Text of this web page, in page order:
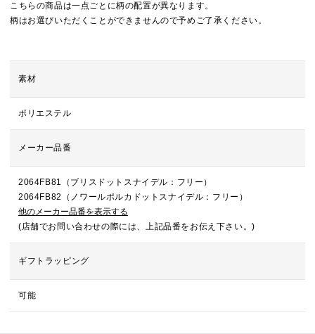
こちらの商品は一点ごとに柄の配置が異なります。
柄はお選びいただくことができませんので予めご了承ください。
素材
ポリエステル
メーカー品番
2064FB81（ブリスドットスナイデル：フリー）
2064FB82（ノワールポルカドットスナイデル：フリー）
他のメーカー品番を表示する
(店舗でお問い合わせの際には、上記品番をお伝え下さい。)
ギフトラッピング
可能